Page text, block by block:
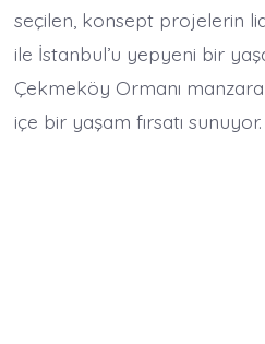
seçilen, konsept projelerin
ile İstanbul’u yepyeni bir
Çekmeköy Ormanı
içe bir yaşam fırsatı sunuyor.